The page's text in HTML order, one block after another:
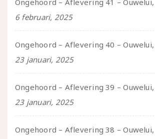
6 februari, 2025
23 januari, 2025
23 januari, 2025